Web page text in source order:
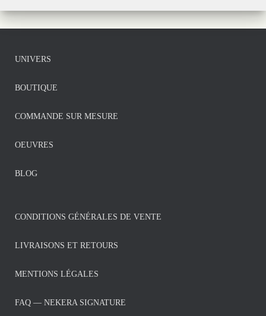
UNIVERS
BOUTIQUE
COMMANDE SUR MESURE
OEUVRES
BLOG
CONDITIONS GÉNÉRALES DE VENTE
LIVRAISONS ET RETOURS
MENTIONS LÉGALES
FAQ — NEKERA SIGNATURE